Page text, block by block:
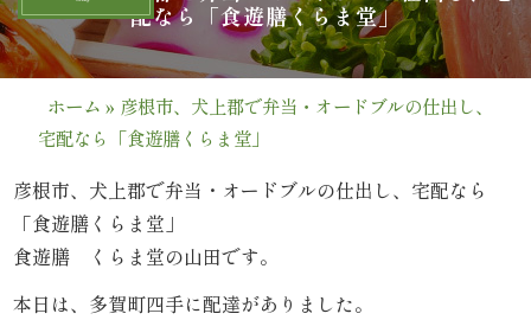
ス
キ
全
品
一
覧
幕
配なら「食遊膳くらま堂」
ホーム » 彦根市、犬上郡で弁当・オードブルの仕出し、
宅配なら「食遊膳くらま堂」
彦根市、犬上郡で弁当・オードブルの仕出し、宅配なら
「食遊膳くらま堂」
食遊膳 くらま堂の山田です。
本日は、多賀町四手に配達がありました。